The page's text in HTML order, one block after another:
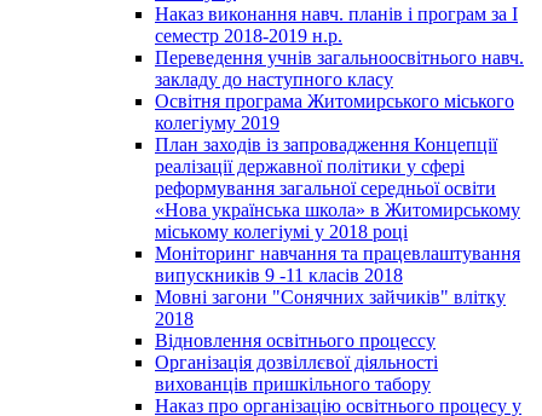
Наказ виконання навч. планів і програм за І
семестр 2018-2019 н.р.
Переведення учнів загальноосвітнього навч.
закладу до наступного класу
Освітня програма Житомирського міського
колегіуму 2019
План заходів із запровадження Концепції
реалізації державної політики у сфері
реформування загальної середньої освіти
«Нова українська школа» в Житомирському
міському колегіумі у 2018 році
Моніторинг навчання та працевлаштування
випускників 9 -11 класів 2018
Мовні загони "Сонячних зайчиків" влітку
2018
Відновлення освітнього процессу
Організація дозвіллєвої діяльності
вихованців пришкільного табору
Наказ про організацію освітнього процесу у